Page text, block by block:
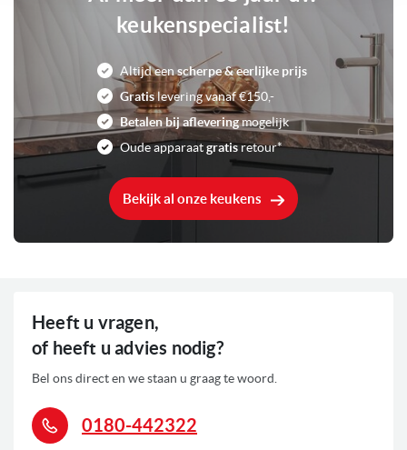
keukenspecialist!
Altijd eenscherpe & eerlijke prijs
Gratislevering vanaf €150,-
Betalen bij afleveringmogelijk
Oude apparaatgratisretour*
Bekijk al onze keukens
Heeft u vragen,
of heeft u advies nodig?
Bel ons direct en we staan u graag te woord.
0180-442322